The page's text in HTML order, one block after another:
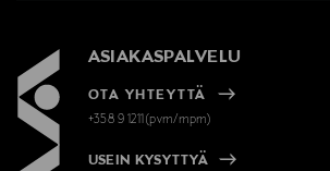
ASIAKASPALVELU
OTA YHTEYTTÄ
+358 9 1211(pvm/mpm)
USEIN KYSYTTYÄ